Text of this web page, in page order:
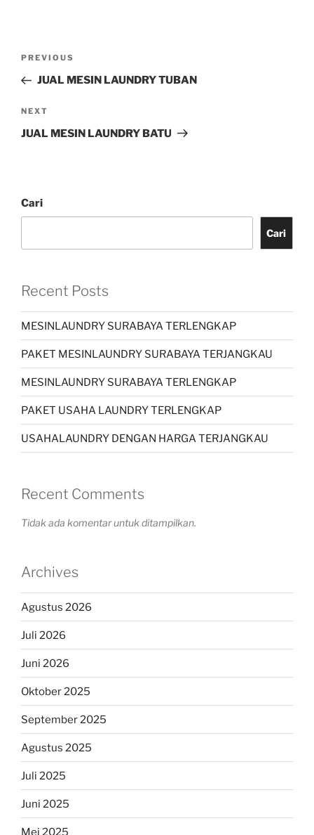
PREVIOUS
JUAL MESIN LAUNDRY TUBAN
NEXT
JUAL MESIN LAUNDRY BATU
Cari
Cari
Recent Posts
MESINLAUNDRY SURABAYA TERLENGKAP
PAKET MESINLAUNDRY SURABAYA TERJANGKAU
MESINLAUNDRY SURABAYA TERLENGKAP
PAKET USAHA LAUNDRY TERLENGKAP
USAHALAUNDRY DENGAN HARGA TERJANGKAU
Recent Comments
Tidak ada komentar untuk ditampilkan.
Archives
Agustus 2026
Juli 2026
Juni 2026
Oktober 2025
September 2025
Agustus 2025
Juli 2025
Juni 2025
Mei 2025